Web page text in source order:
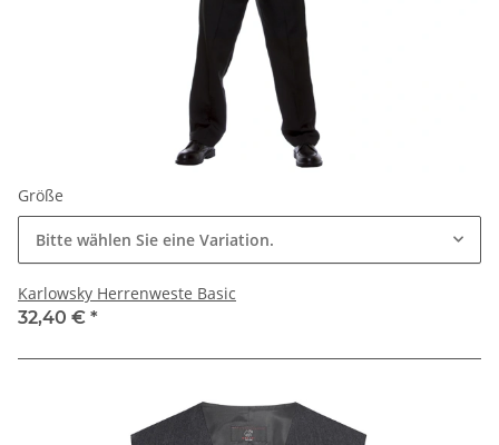
Größe
Bitte wählen Sie eine Variation.
Karlowsky Herrenweste Basic
32,40 € *